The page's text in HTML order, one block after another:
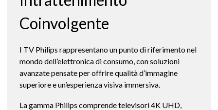
Coinvolgente
I TV Philips rappresentano un punto di riferimento nel
mondo dell’elettronica di consumo, con soluzioni
avanzate pensate per offrire qualità d’immagine
superiore e un’esperienza visiva immersiva.
La gamma Philips comprende televisori 4K UHD,